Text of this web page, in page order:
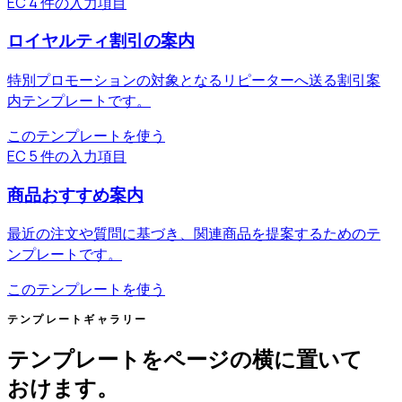
ロイヤルティ割引の案内
特別プロモーションの対象となるリピーターへ送る割引案
内テンプレートです。
このテンプレートを使う
EC 5 件の入力項目
商品おすすめ案内
最近の注文や質問に基づき、関連商品を提案するためのテ
ンプレートです。
このテンプレートを使う
テンプレートギャラリー
テンプレートをページの横に置いて
おけます。